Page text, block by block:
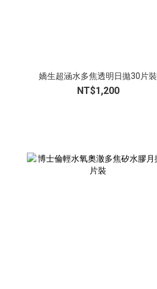
嬌生超涵水多焦透明日拋30片裝
NT$1,200